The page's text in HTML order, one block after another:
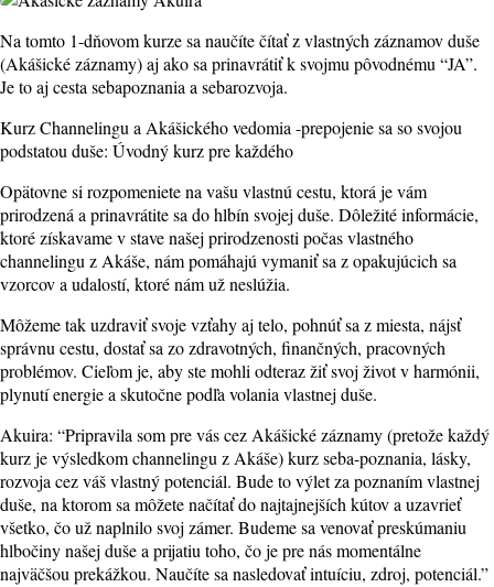
Na tomto 1-dňovom kurze sa naučíte čítať z vlastných záznamov duše
(Akášické záznamy) aj ako sa prinavrátiť k svojmu pôvodnému “JA”.
Je to aj cesta sebapoznania a sebarozvoja.
Kurz Channelingu a Akášického vedomia -prepojenie sa so svojou
podstatou duše: Úvodný kurz pre každého
Opätovne si rozpomeniete na vašu vlastnú cestu, ktorá je vám
prirodzená a prinavrátite sa do hlbín svojej duše. Dôležité informácie,
ktoré získavame v stave našej prirodzenosti počas vlastného
channelingu z Akáše, nám pomáhajú vymaniť sa z opakujúcich sa
vzorcov a udalostí, ktoré nám už neslúžia.
Môžeme tak uzdraviť svoje vzťahy aj telo, pohnúť sa z miesta, nájsť
správnu cestu, dostať sa zo zdravotných, finančných, pracovných
problémov. Cieľom je, aby ste mohli odteraz žiť svoj život v harmónii,
plynutí energie a skutočne podľa volania vlastnej duše.
Akuira: “Pripravila som pre vás cez Akášické záznamy (pretože každý
kurz je výsledkom channelingu z Akáše) kurz seba-poznania, lásky,
rozvoja cez váš vlastný potenciál. Bude to výlet za poznaním vlastnej
duše, na ktorom sa môžete načítať do najtajnejších kútov a uzavrieť
všetko, čo už naplnilo svoj zámer. Budeme sa venovať preskúmaniu
hlbočiny našej duše a prijatiu toho, čo je pre nás momentálne
najväčšou prekážkou. Naučíte sa nasledovať intuíciu, zdroj, potenciál.”